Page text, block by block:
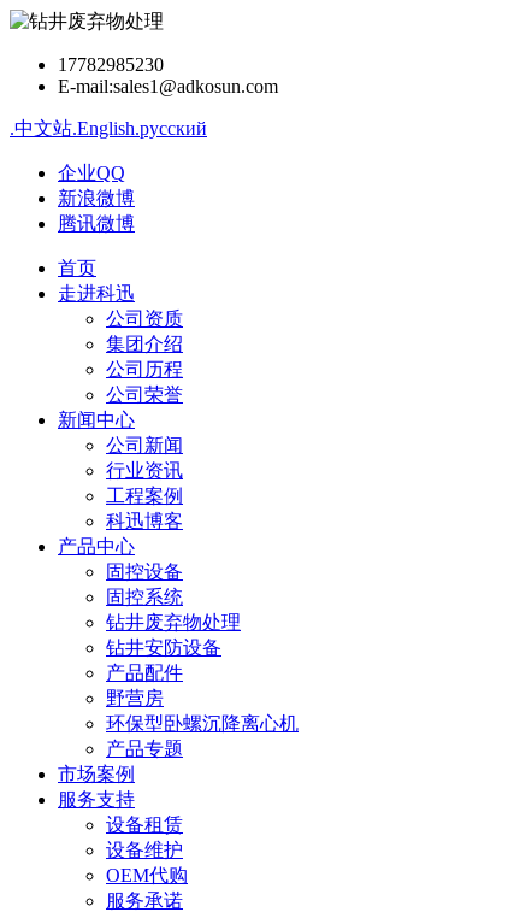
17782985230
E-mail:sales1@adkosun.com
.中文站.English.русский
企业QQ
新浪微博
腾讯微博
首页
走进科迅
公司资质
集团介绍
公司历程
公司荣誉
新闻中心
公司新闻
行业资讯
工程案例
科迅博客
产品中心
固控设备
固控系统
钻井废弃物处理
钻井安防设备
产品配件
野营房
环保型卧螺沉降离心机
产品专题
市场案例
服务支持
设备租赁
设备维护
OEM代购
服务承诺